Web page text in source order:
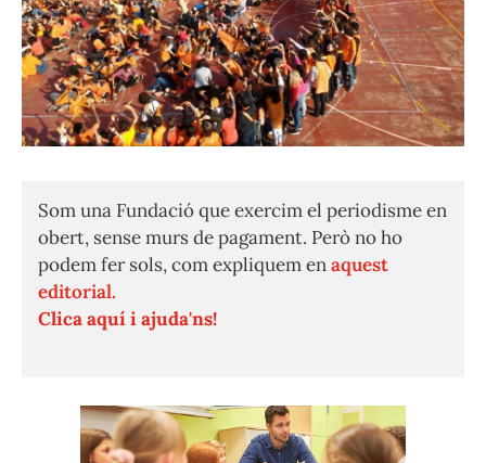
Som una Fundació que exercim el periodisme en
obert, sense murs de pagament. Però no ho
podem fer sols, com expliquem enaquest
editorial.
Clica aquí i ajuda'ns!